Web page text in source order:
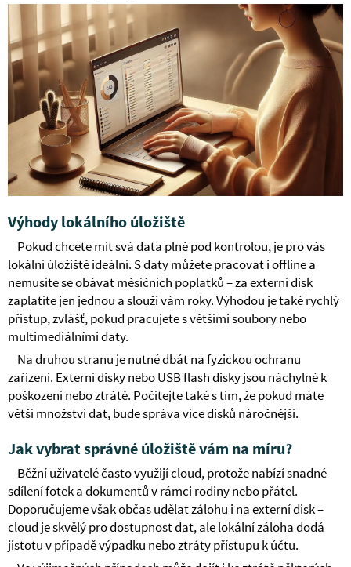
Výhody lokálního úložiště
Pokud chcete mít svá data plně pod kontrolou, je pro vás
lokální úložiště ideální. S daty můžete pracovat i offline a
nemusíte se obávat měsíčních poplatků – za externí disk
zaplatíte jen jednou a slouží vám roky. Výhodou je také rychlý
přístup, zvlášť, pokud pracujete s většími soubory nebo
multimediálními daty.
Na druhou stranu je nutné dbát na fyzickou ochranu
zařízení. Externí disky nebo USB flash disky jsou náchylné k
poškození nebo ztrátě. Počítejte také s tím, že pokud máte
větší množství dat, bude správa více disků náročnější.
Jak vybrat správné úložiště vám na míru?
Běžní uživatelé často využijí cloud, protože nabízí snadné
sdílení fotek a dokumentů v rámci rodiny nebo přátel.
Doporučujeme však občas udělat zálohu i na externí disk –
cloud je skvělý pro dostupnost dat, ale lokální záloha dodá
jistotu v případě výpadku nebo ztráty přístupu k účtu.